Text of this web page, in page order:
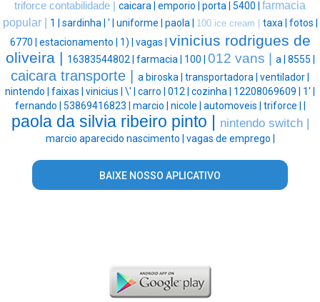
triforce contabilidade | caicara | emporio | porta | 5400 | farmacia
popular |
1 | sardinha | ' | uniforme | paola | 100 ice cream | taxa | fotos |
6770 | estacionamento | 1) | vagas | vinicius rodrigues de
oliveira | 16383544802 | farmacia | 100 | 012 vans | a | 8555 |
caicara transporte | a biroska | transportadora | ventilador |
nintendo | faixas | vinicius | \' | carro | 012 | cozinha | 12208069609 | 1' |
fernando | 53869416823 | marcio | nicole | automoveis | triforce |
paola da silvia ribeiro pinto | nintendo switch |
marcio aparecido nascimento | vagas de emprego |
BAIXE NOSSO APLICATIVO